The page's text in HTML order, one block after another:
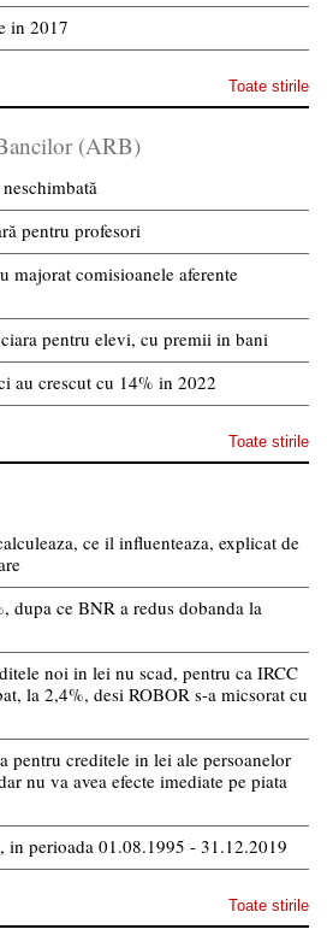
in 2017
Toate stirile
(ARB)
pentru profesori
majorat comisioanele aferente
pentru elevi, cu premii in bani
au crescut cu 14% in 2022
Toate stirile
ce il influenteaza, explicat de
dupa ce BNR a redus dobanda la
noi in lei nu scad, pentru ca IRCC
la 2,4%, desi ROBOR s-a micsorat cu
pentru creditele in lei ale persoanelor
nu va avea efecte imediate pe piata
perioada 01.08.1995 - 31.12.2019
Toate stirile